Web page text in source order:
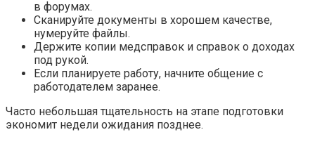
в форумах.
Сканируйте документы в хорошем качестве,
нумеруйте файлы.
Держите копии медсправок и справок о доходах
под рукой.
Если планируете работу, начните общение с
работодателем заранее.
Часто небольшая тщательность на этапе подготовки
экономит недели ожидания позднее.